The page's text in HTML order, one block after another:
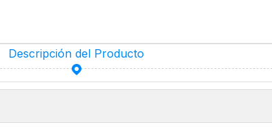
Descripción del Producto